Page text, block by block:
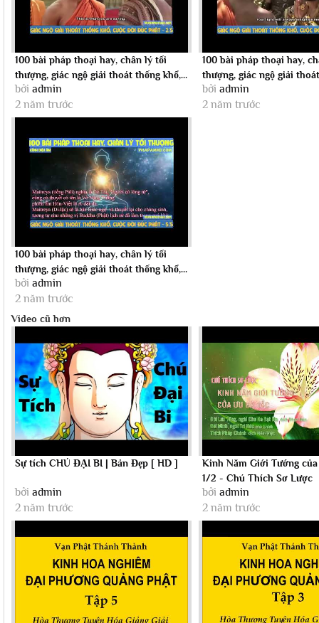
100 bài pháp thoại hay, chân lý tối
thượng, giác ngộ giải thoát thống khổ,...
bởi admin
2 năm trước
100 bài pháp thoại hay,
thượng, giác ngộ giải
bởi admin
2 năm trước
100 bài pháp thoại hay, chân lý tối
thượng, giác ngộ giải thoát thống khổ,...
bởi admin
2 năm trước
Video cũ hơn
Sự tích CHÚ ĐẠI BI | Bản Đẹp [ HD ]
bởi admin
2 năm trước
Kinh Năm Giới Tướng
1/2 - Chú Thích Sơ Lược
bởi admin
2 năm trước